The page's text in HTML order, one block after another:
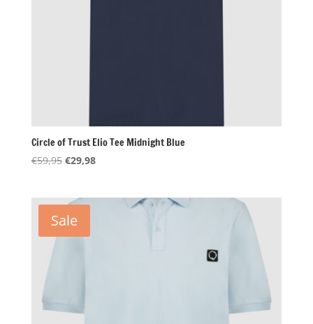
Circle of Trust Elio Tee Midnight Blue
€59,95 Oorspronkelijke
€59,95.
€29,98Huidige
Sale